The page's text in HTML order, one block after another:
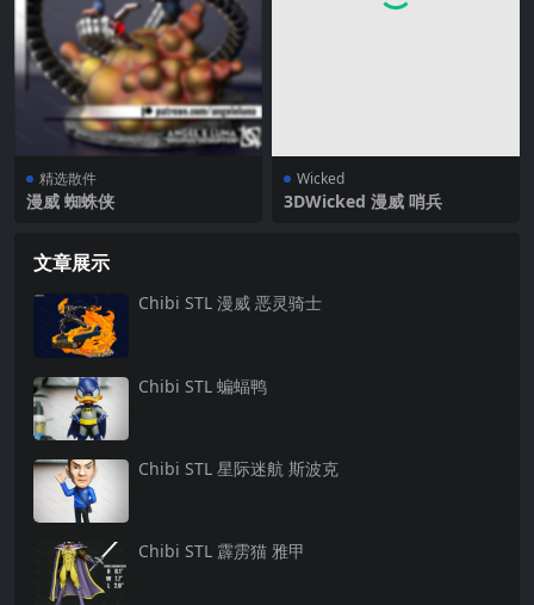
精选散件
漫威 蜘蛛侠
Wicked
3DWicked 漫威 哨兵
文章展示
Chibi STL 漫威 恶灵骑士
Chibi STL 蝙蝠鸭
Chibi STL 星际迷航 斯波克
Chibi STL 霹雳猫 雅甲